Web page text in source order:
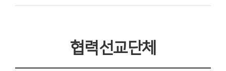
협력선교단체